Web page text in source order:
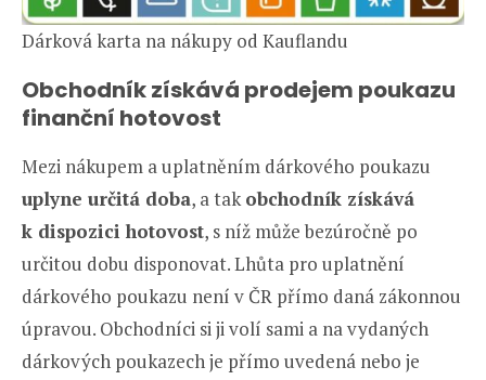
Dárková karta na nákupy od Kauflandu
Obchodník získává prodejem poukazu
finanční hotovost
Mezi nákupem a uplatněním dárkového poukazu
uplyne určitá doba, a takobchodník získává
k dispozici hotovost, s níž může bezúročně po
určitou dobu disponovat. Lhůta pro uplatnění
dárkového poukazu není v ČR přímo daná zákonnou
úpravou. Obchodníci si ji volí sami a na vydaných
dárkových poukazech je přímo uvedená nebo je